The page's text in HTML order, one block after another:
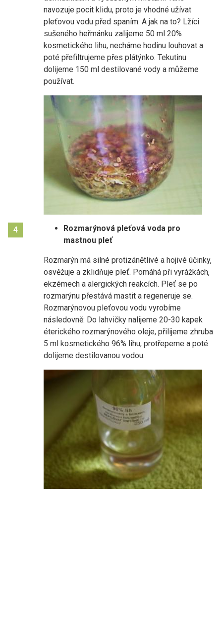
navozuje pocit klidu, proto je vhodné užívat
pleťovou vodu před spaním. A jak na to? Lžíci
sušeného heřmánku zalijeme 50 ml 20%
kosmetického lihu, necháme hodinu louhovat a
poté přefiltrujeme přes plátýnko. Tekutinu
dolijeme 150 ml destilované vody a můžeme
používat.
4
Rozmarýnová pleťová voda pro
mastnou pleť
Rozmarýn má silné protizánětlivé a hojivé účinky,
osvěžuje a zklidňuje pleť. Pomáhá při vyrážkách,
ekzémech a alergických reakcích. Pleť se po
rozmarýnu přestává mastit a regeneruje se.
Rozmarýnovou pleťovou vodu vyrobíme
následovně: Do lahvičky nalijeme 20-30 kapek
éterického rozmarýnového oleje, přilijeme zhruba
5 ml kosmetického 96% lihu, protřepeme a poté
dolijeme destilovanou vodou.